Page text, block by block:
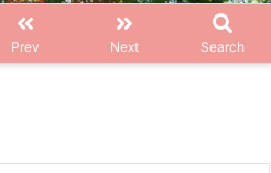
Prev Next Search